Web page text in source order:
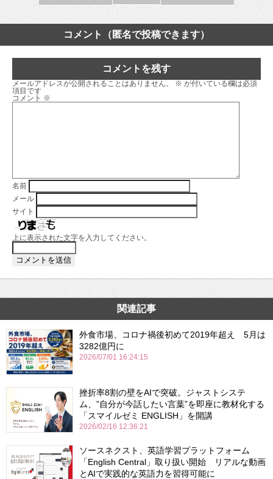
コメント（匿名で投稿できます）
コメントを残す
メールアドレスが公開されることはありません。 ※ が付いている欄は必須
項目です
コメント ※
名前
メール
サイト
上に表示された文字を入力してください。
関連記事
外食市場、コロナ禍後初めて2019年超え 5月は
3282億円に
2026/07/01 16:24:15
挫折率8割の壁をAIで突破。ジャストシステ
ム、”自分が今話したい言葉”を即座に教材化する
「スマイルゼミ ENGLISH」を開講
2026/02/16 12:36:21
ソースネクスト、英語学習プラットフォーム
「English Central」取り扱い開始 リアルな動画
とAIで実践的な英語力を習得可能に